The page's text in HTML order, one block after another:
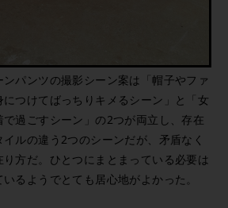
パンツの撮影シーン案は「帽子やファ
つけてばっちりキメるシーン」と「女
過ごすシーン」の2つが両立し、存在
ルの違う2つのシーンだが、矛盾なく
方だ。ひとつにまとまっている必要は
るようでとても居心地がよかった。